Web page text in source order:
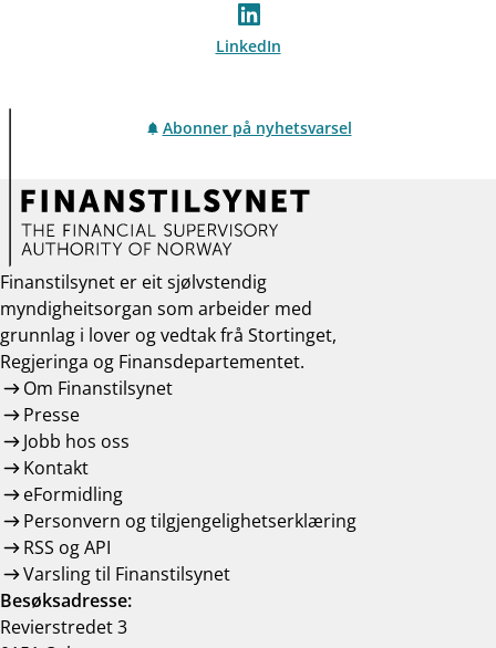
LinkedIn
Abonner på nyhetsvarsel
Finanstilsynet er eit sjølvstendig
myndigheitsorgan som arbeider med
grunnlag i lover og vedtak frå Stortinget,
Regjeringa og Finansdepartementet.
Om Finanstilsynet
Presse
Jobb hos oss
Kontakt
eFormidling
Personvern og tilgjengelighetserklæring
RSS og API
Varsling til Finanstilsynet
Besøksadresse:
Revierstredet 3